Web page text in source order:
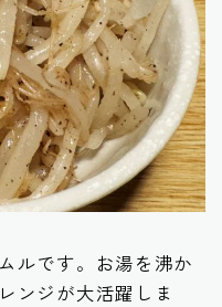
ルです。お湯を沸か
ンジが大活躍しま